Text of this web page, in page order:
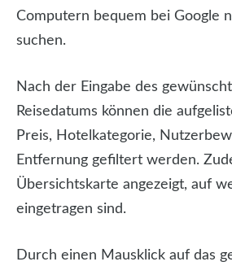
Computern bequem bei Google
suchen.
Nach der Eingabe des
Reisedatums können die
Preis, Hotelkategorie,
Entfernung gefiltert werden.
Übersichtskarte angezeigt, auf
eingetragen sind.
Durch einen Mausklick auf das